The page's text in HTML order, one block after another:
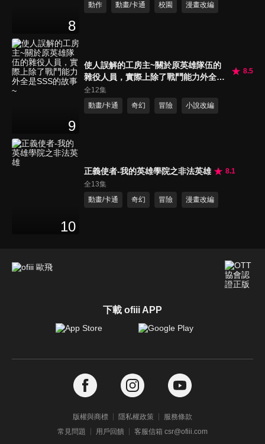
8
動作
動畫/卡通 校園 漫畫改編
9
使人誤解的工房主~關於原英雄隊伍的
雜役人員，實際上除了戰鬥能力外全是
SSS的故事~
8.5
全12集
動畫/卡通
奇幻 冒險 小說改編
10
正義使者-我的英雄學院之非法英雄
8.1
全13集
動畫/卡通
奇幻 冒險 漫畫改編
下載 ofiii APP
版權與商標 隱私權政策
服務條款
常見問題
用戶回饋 客服信箱 csr@ofiii.com